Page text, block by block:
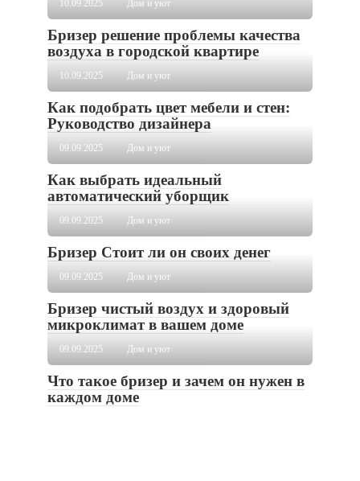
10.09.2025 Дом и уют
Бризер решение проблемы качества
воздуха в городской квартире
10.09.2025 Дом и уют
Как подобрать цвет мебели и стен:
Руководство дизайнера
09.09.2025 Дом и уют
Как выбрать идеальный
автоматический уборщик
09.09.2025 Дом и уют
Бризер Стоит ли он своих денег
09.09.2025 Дом и уют
Бризер чистый воздух и здоровый
микроклимат в вашем доме
09.09.2025 Дом и уют
Что такое бризер и зачем он нужен в
каждом доме